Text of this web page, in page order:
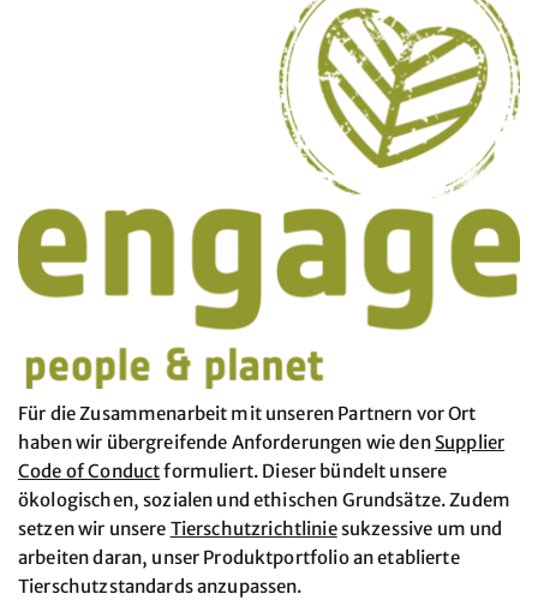
Für die Zusammenarbeit mit unseren Partnern vor Ort
haben wir übergreifende Anforderungen wie den Supplier
Code of Conductformuliert. Dieser bündelt unsere
ökologischen, sozialen und ethischen Grundsätze. Zudem
setzen wir unsere Tierschutzrichtliniesukzessive um und
arbeiten daran, unser Produktportfolio an etablierte
Tierschutzstandards anzupassen.